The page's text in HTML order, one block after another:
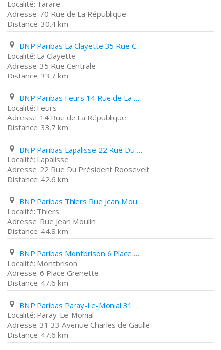
Tarare
70 Rue de La République
30.4 km
BNP Paribas La Clayette 35 Rue Centrale
La Clayette
35 Rue Centrale
33.7 km
BNP Paribas Feurs 14 Rue de La République
Feurs
14 Rue de La République
33.7 km
BNP Paribas Lapalisse 22 Rue Du Président Roosevelt
Lapalisse
22 Rue Du Président Roosevelt
42.6 km
BNP Paribas Thiers Rue Jean Moulin
Thiers
Rue Jean Moulin
44.8 km
BNP Paribas Montbrison 6 Place Grenette
Montbrison
6 Place Grenette
47.6 km
BNP Paribas Paray-Le-Monial 31 33 Avenue Charles de Gaulle
Paray-Le-Monial
31 33 Avenue Charles de Gaulle
47.6 km